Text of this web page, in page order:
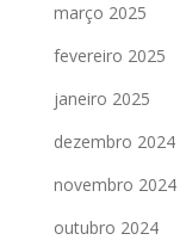
março 2025
fevereiro 2025
janeiro 2025
dezembro 2024
novembro 2024
outubro 2024